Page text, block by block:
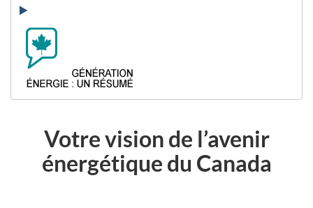
Votre vision de l’avenir
énergétique du Canada